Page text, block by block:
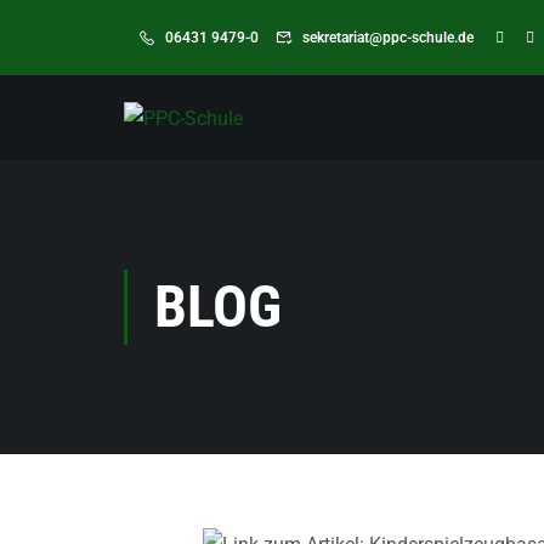
06431 9479-0 sekretariat@ppc-schule.de
BLOG